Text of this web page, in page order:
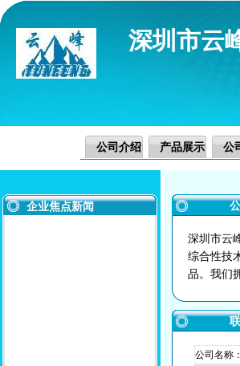
深圳市云
公司介绍 产品展示 公
企业焦点新闻
深圳市云
综合性技
品。我们
公司名称：